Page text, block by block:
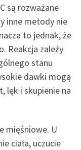
są rozważane
inne metody nie
to jednak, że
Reakcja zależy
stanu
dawki mogą
lęk i skupienie na
mięśniowe. U
ciała, uczucie